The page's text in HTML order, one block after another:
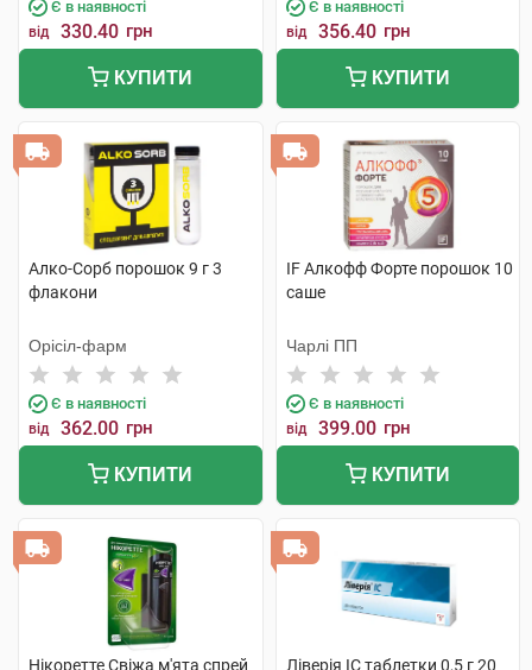
Є в наявності
від 330.40 грн
КУПИТИ
Є в наявності
від 356.40 грн
КУПИТИ
Алко-Сорб порошок 9 г 3
флакони
Орісіл-фарм
Є в наявності
від 362.00 грн
КУПИТИ
IF Алкофф Форте порошок 10
саше
Чарлі ПП
Є в наявності
від 399.00 грн
КУПИТИ
Нікоретте Свіжа м'ята спрей Ліверія IC таблетки 0,5 г 20